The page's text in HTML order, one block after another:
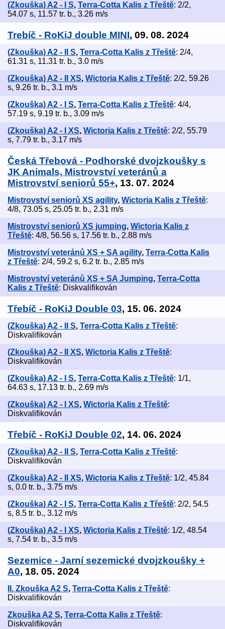
(Zkouška) A2 - I S, Terra-Cotta Kalis z Třeště: 2/2,
54.07 s, 11.57 tr. b., 3.26 m/s
Trebíč - RoKiJ double MINI, 09. 08. 2024
(Zkouška) A2 - II S, Terra-Cotta Kalis z Třeště: 2/4,
61.31 s, 11.31 tr. b., 3.0 m/s
(Zkouška) A2 - II XS, Wictoria Kalis z Třeště: 2/2, 59.26
s, 9.26 tr. b., 3.1 m/s
(Zkouška) A2 - I S, Terra-Cotta Kalis z Třeště: 4/4,
57.19 s, 9.19 tr. b., 3.09 m/s
(Zkouška) A2 - I XS, Wictoria Kalis z Třeště: 2/2, 55.79
s, 7.79 tr. b., 3.17 m/s
Česká Třebová - Podhorské dvojzkoušky s
JK Animals, Mistrovství veteránů a
Mistrovství seniorů 55+, 13. 07. 2024
Mistrovství seniorů XS agility, Wictoria Kalis z Třeště:
4/8, 73.05 s, 25.05 tr. b., 2.31 m/s
Mistrovství seniorů XS jumping, Wictoria Kalis z
Třeště: 4/8, 56.56 s, 17.56 tr. b., 2.88 m/s
Mistrovství veteránů XS + SA agility, Terra-Cotta Kalis
z Třeště: 2/4, 59.2 s, 6.2 tr. b., 2.85 m/s
Mistrovství veteránů XS + SA Jumping, Terra-Cotta
Kalis z Třeště: Diskvalifikován
Třebíč - RoKiJ Double 03, 15. 06. 2024
(Zkouška) A2 - II S, Terra-Cotta Kalis z Třeště:
Diskvalifikován
(Zkouška) A2 - II XS, Wictoria Kalis z Třeště:
Diskvalifikován
(Zkouška) A2 - I S, Terra-Cotta Kalis z Třeště: 1/1,
64.63 s, 17.13 tr. b., 2.69 m/s
(Zkouška) A2 - I XS, Wictoria Kalis z Třeště:
Diskvalifikován
Třebíč - RoKiJ Double 02, 14. 06. 2024
(Zkouška) A2 - II S, Terra-Cotta Kalis z Třeště:
Diskvalifikován
(Zkouška) A2 - II XS, Wictoria Kalis z Třeště: 1/2, 45.84
s, 0.0 tr. b., 3.75 m/s
(Zkouška) A2 - I S, Terra-Cotta Kalis z Třeště: 2/2, 54.5
s, 8.5 tr. b., 3.12 m/s
(Zkouška) A2 - I XS, Wictoria Kalis z Třeště: 1/2, 48.54
s, 7.54 tr. b., 3.5 m/s
Sezemice - Jarní sezemické dvojzkoušky +
A0, 18. 05. 2024
II. Zkouška A2 S, Terra-Cotta Kalis z Třeště:
Diskvalifikován
Zkouška A2 S, Terra-Cotta Kalis z Třeště:
Diskvalifikován